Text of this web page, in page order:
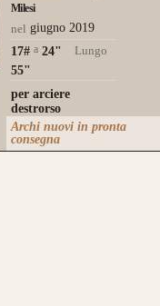
Milesi
nel giugno 2019
17# a 24"
Lungo
55"
per arciere
destrorso
Archi nuovi in pronta
consegna